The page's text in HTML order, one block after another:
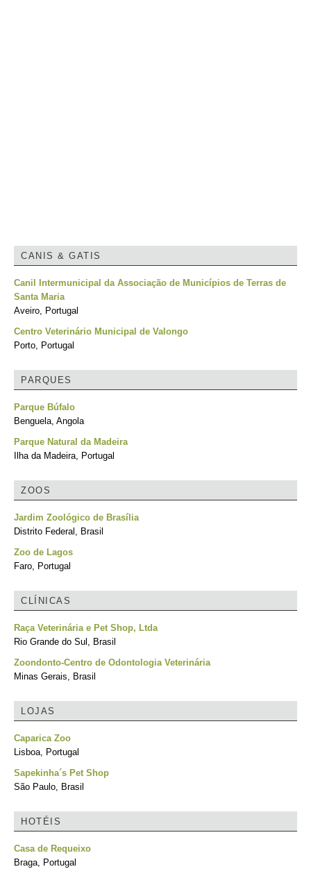
CANIS & GATIS
Canil Intermunicipal da Associação de Municípios de Terras de
Santa Maria
Aveiro, Portugal
Centro Veterinário Municipal de Valongo
Porto, Portugal
PARQUES
Parque Búfalo
Benguela, Angola
Parque Natural da Madeira
Ilha da Madeira, Portugal
ZOOS
Jardim Zoológico de Brasília
Distrito Federal, Brasil
Zoo de Lagos
Faro, Portugal
CLÍNICAS
Raça Veterinária e Pet Shop, Ltda
Rio Grande do Sul, Brasil
Zoondonto-Centro de Odontologia Veterinária
Minas Gerais, Brasil
LOJAS
Caparica Zoo
Lisboa, Portugal
Sapekinha´s Pet Shop
São Paulo, Brasil
HOTÉIS
Casa de Requeixo
Braga, Portugal